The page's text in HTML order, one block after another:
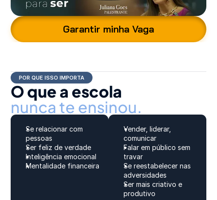
Garantir minha Vaga
POR QUE ISSO IMPORTA
O que a escola
nunca te ensinou.
Se relacionar com
pessoas
Ser feliz de verdade
Inteligência emocional
Mentalidade financeira
Vender, liderar,
comunicar
Falar em público sem
travar
Se reestabelecer nas
adversidades
Ser mais criativo e
produtivo